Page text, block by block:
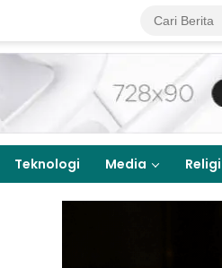
Teknologi Media Religi